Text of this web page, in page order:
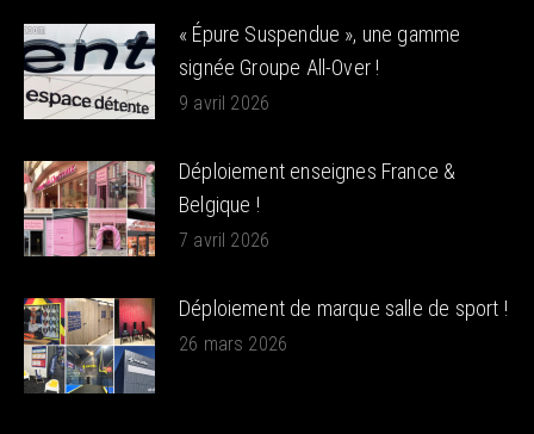
« Épure Suspendue », une gamme
signée Groupe All-Over !
9 avril 2026
Déploiement enseignes France &
Belgique !
7 avril 2026
Déploiement de marque salle de sport !
26 mars 2026